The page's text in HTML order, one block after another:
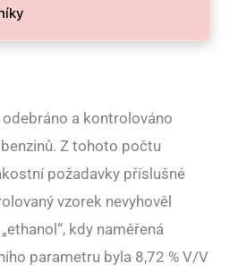
a kontrolováno
Z tohoto počtu
požadavky příslušné
vzorek nevyhověl
kdy naměřená
parametru byla 8,72 % V/V